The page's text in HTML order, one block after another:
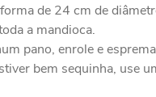
de 24 cm de
a mandioca.
pano, enrole e
bem sequinha, use